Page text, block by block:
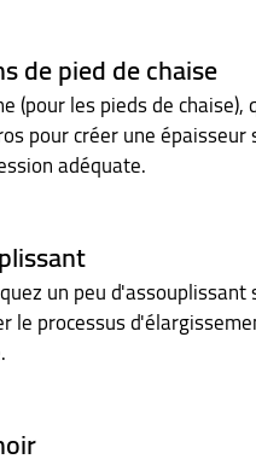
de pied de chaise
(pour les pieds de
pour créer une
adéquate.
un peu
processus